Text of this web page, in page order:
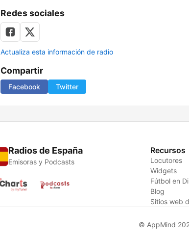
Redes sociales
Actualiza esta información de radio
Compartir
Facebook Twitter
Radios de España
Emisoras y Podcasts
Recursos
Locutores
Widgets
Fútbol en
Blog
Sitios web
© AppMind